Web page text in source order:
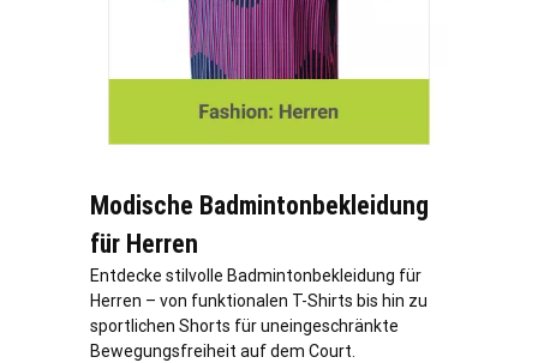
Modische Badmintonbekleidung
für Herren
Entdecke stilvolle Badmintonbekleidung für
Herren – von funktionalen T-Shirts bis hin zu
sportlichen Shorts für uneingeschränkte
Bewegungsfreiheit auf dem Court.